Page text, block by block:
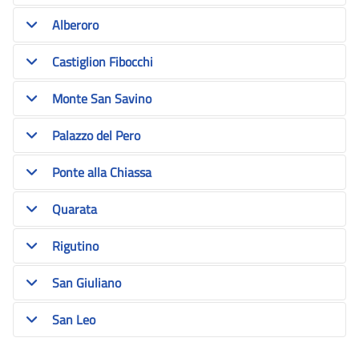
Alberoro
Castiglion Fibocchi
Monte San Savino
Palazzo del Pero
Ponte alla Chiassa
Quarata
Rigutino
San Giuliano
San Leo